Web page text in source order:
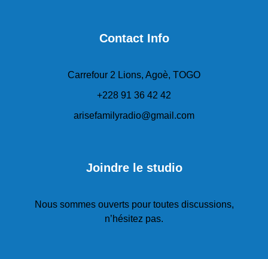
Contact Info
Carrefour 2 Lions, Agoè, TOGO
+228 91 36 42 42
arisefamilyradio@gmail.com
Joindre le studio
Nous sommes ouverts pour toutes discussions,
n’hésitez pas.